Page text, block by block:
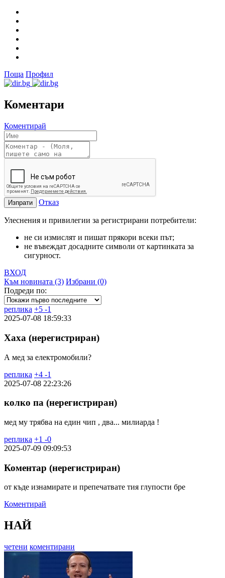
Поща Профил
Коментари
Коментирай
Изпрати Отказ
Улеснения и привилегии за регистрирани потребители:
не си измислят и пишат прякори всеки път;
не въвеждат досадните символи от картинката за
сигурност.
ВХОД
Към новината (3) Избрани (0)
Подреди по:
реплика +5 -1
2025-07-08 18:59:33
Хаха (нерегистриран)
А мед за електромобили?
реплика +4 -1
2025-07-08 22:23:26
колко па (нерегистриран)
мед му трябва на един чип , два... милиарда !
реплика +1 -0
2025-07-09 09:09:53
Коментар (нерегистриран)
от къде изнамирате и препечатвате тия глупости бре
Коментирай
НАЙ
четени коментирани